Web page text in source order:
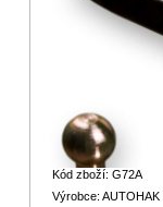
Kód zboží: G72A
Výrobce: AUTOHAK